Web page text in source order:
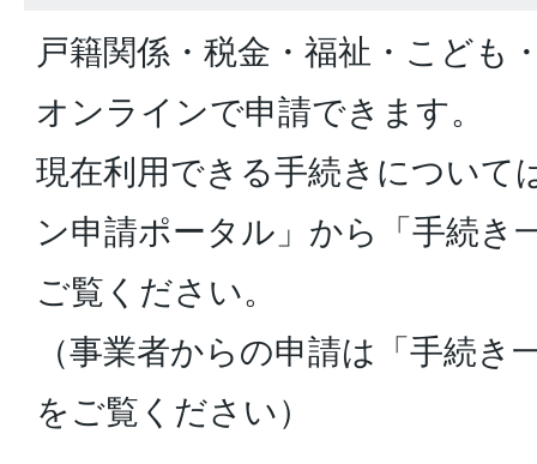
戸籍関係・税金・福祉・こども
オンラインで申請できます。
現在利用できる手続きについて
ン申請ポータル」から「手続き
ご覧ください。
（事業者からの申請は「手続き
をご覧ください）